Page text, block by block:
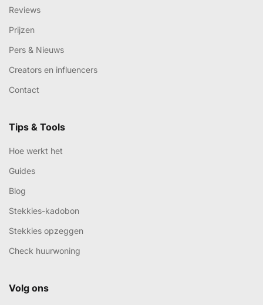
Reviews
Prijzen
Pers & Nieuws
Creators en influencers
Contact
Tips & Tools
Hoe werkt het
Guides
Blog
Stekkies-kadobon
Stekkies opzeggen
Check huurwoning
Volg ons